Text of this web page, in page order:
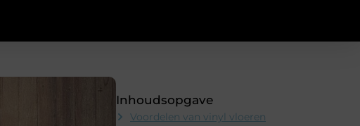
Inhoudsopgave
Voordelen van vinyl vloeren